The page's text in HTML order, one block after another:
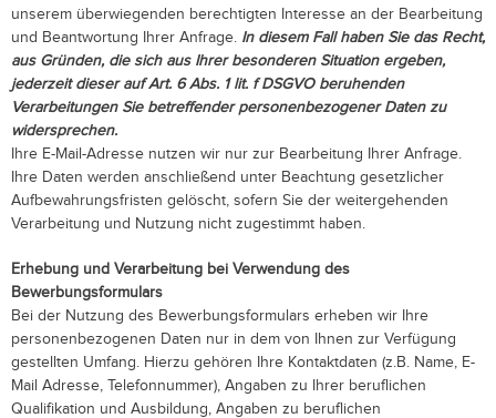
unserem überwiegenden berechtigten Interesse an der Bearbeitung
und Beantwortung Ihrer Anfrage. In diesem Fall haben Sie das Recht,
aus Gründen, die sich aus Ihrer besonderen Situation ergeben,
jederzeit dieser auf Art. 6 Abs. 1 lit. f DSGVO beruhenden
Verarbeitungen Sie betreffender personenbezogener Daten zu
widersprechen.
Ihre E-Mail-Adresse nutzen wir nur zur Bearbeitung Ihrer Anfrage.
Ihre Daten werden anschließend unter Beachtung gesetzlicher
Aufbewahrungsfristen gelöscht, sofern Sie der weitergehenden
Verarbeitung und Nutzung nicht zugestimmt haben.
Erhebung und Verarbeitung bei Verwendung des
Bewerbungsformulars
Bei der Nutzung des Bewerbungsformulars erheben wir Ihre
personenbezogenen Daten nur in dem von Ihnen zur Verfügung
gestellten Umfang. Hierzu gehören Ihre Kontaktdaten (z.B. Name, E-
Mail Adresse, Telefonnummer), Angaben zu Ihrer beruflichen
Qualifikation und Ausbildung, Angaben zu beruflichen